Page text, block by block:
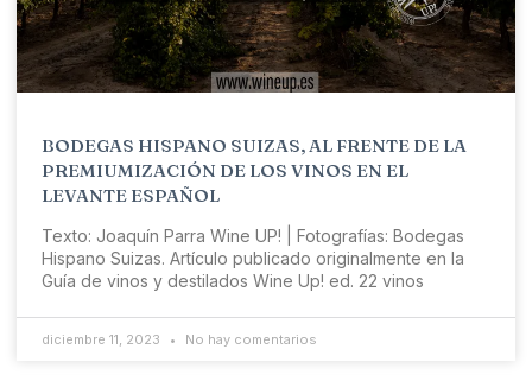
BODEGAS HISPANO SUIZAS, AL FRENTE DE LA
PREMIUMIZACIÓN DE LOS VINOS EN EL
LEVANTE ESPAÑOL
Texto: Joaquín Parra Wine UP! | Fotografías: Bodegas
Hispano Suizas. Artículo publicado originalmente en la
Guía de vinos y destilados Wine Up! ed. 22 vinos
diciembre 11, 2023 No hay comentarios